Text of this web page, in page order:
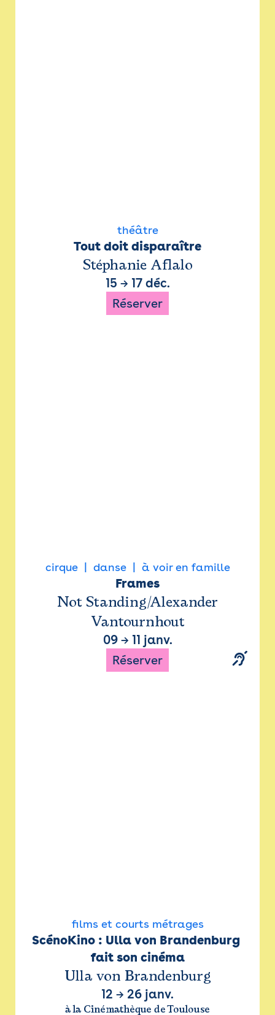
théâtre
Tout doit disparaître
Stéphanie Aflalo
15 → 17 déc.
Réserver
cirque danse à voir en famille
Frames
Not Standing/Alexander
Vantournhout
09→ 11 janv.
Réserver
films et courts métrages
ScénoKino : Ulla von Brandenburg
fait son cinéma
Ulla von Brandenburg
12 → 26 janv.
à la Cinémathèque de Toulouse